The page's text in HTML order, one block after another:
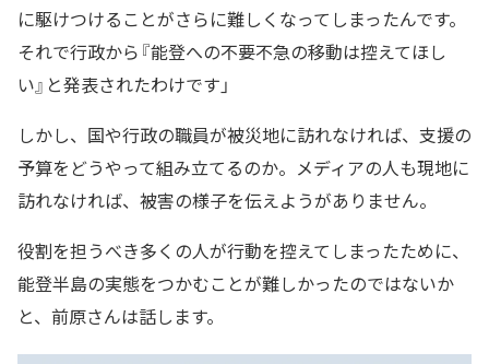
に駆けつけることがさらに難しくなってしまったんです。
それで行政から『能登への不要不急の移動は控えてほし
い』と発表されたわけです」
しかし、国や行政の職員が被災地に訪れなければ、支援の
予算をどうやって組み立てるのか。メディアの人も現地に
訪れなければ、被害の様子を伝えようがありません。
役割を担うべき多くの人が行動を控えてしまったために、
能登半島の実態をつかむことが難しかったのではないか
と、前原さんは話します。